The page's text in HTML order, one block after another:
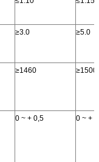
≥3.0 ≥5.0
≥1460 ≥1500
0 ~ + 0,5 0 ~ +